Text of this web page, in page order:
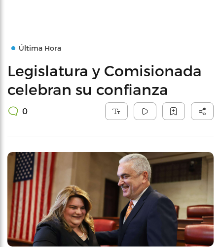
Última Hora
Legislatura y Comisionada
celebran su confianza
0